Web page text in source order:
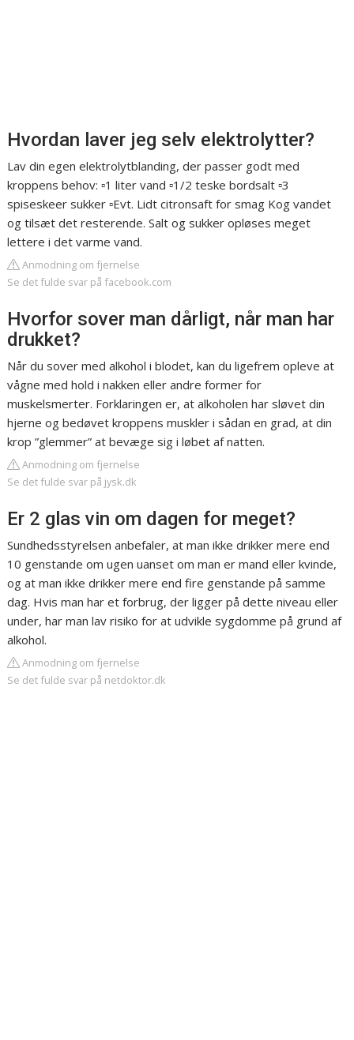
Hvordan laver jeg selv elektrolytter?
Lav din egen elektrolytblanding, der passer godt med
kroppens behov: ▫️1 liter vand ▫️1/2 teske bordsalt ▫️3
spiseskeer sukker ▫️Evt. Lidt citronsaft for smag Kog vandet
og tilsæt det resterende. Salt og sukker opløses meget
lettere i det varme vand.
Anmodning om fjernelse
Se det fulde svar på facebook.com
Hvorfor sover man dårligt, når man har
drukket?
Når du sover med alkohol i blodet, kan du ligefrem opleve at
vågne med hold i nakken eller andre former for
muskelsmerter. Forklaringen er, at alkoholen har sløvet din
hjerne og bedøvet kroppens muskler i sådan en grad, at din
krop ”glemmer” at bevæge sig i løbet af natten.
Anmodning om fjernelse
Se det fulde svar på jysk.dk
Er 2 glas vin om dagen for meget?
Sundhedsstyrelsen anbefaler, at man ikke drikker mere end
10 genstande om ugen uanset om man er mand eller kvinde,
og at man ikke drikker mere end fire genstande på samme
dag. Hvis man har et forbrug, der ligger på dette niveau eller
under, har man lav risiko for at udvikle sygdomme på grund af
alkohol.
Anmodning om fjernelse
Se det fulde svar på netdoktor.dk